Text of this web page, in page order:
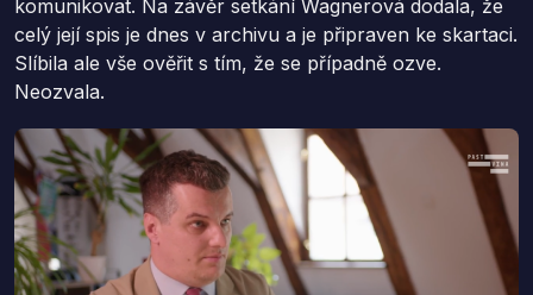
komunikovat. Na závěr setkání Wagnerová dodala, že
celý její spis je dnes v archivu a je připraven ke skartaci.
Slíbila ale vše ověřit s tím, že se případně ozve.
Neozvala.